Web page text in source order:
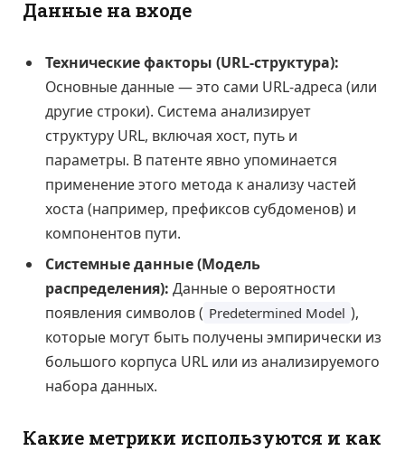
Данные на входе
Технические факторы (URL-структура):
Основные данные — это сами URL-адреса (или
другие строки). Система анализирует
структуру URL, включая хост, путь и
параметры. В патенте явно упоминается
применение этого метода к анализу частей
хоста (например, префиксов субдоменов) и
компонентов пути.
Системные данные (Модель
распределения): Данные о вероятности
появления символов ( Predetermined Model ),
которые могут быть получены эмпирически из
большого корпуса URL или из анализируемого
набора данных.
Какие метрики используются и как